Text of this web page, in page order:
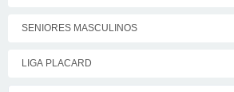
SENIORES MASCULINOS
LIGA PLACARD